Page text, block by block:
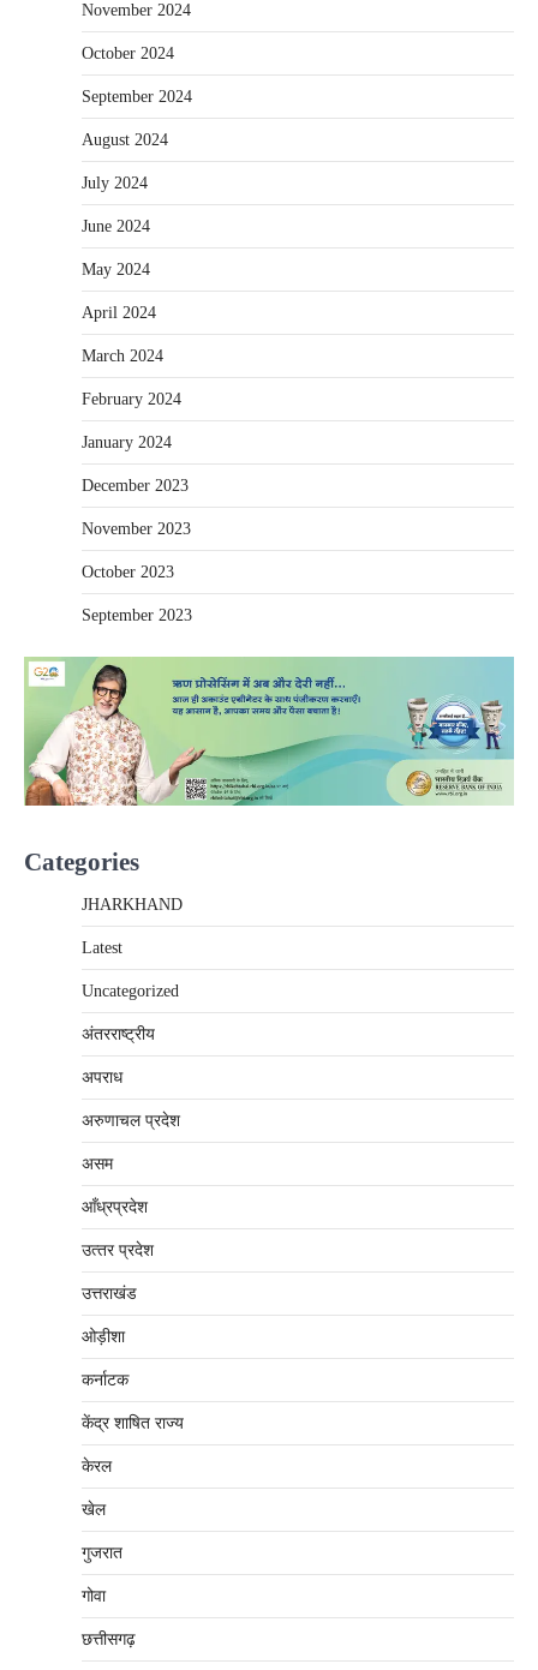
November 2024
October 2024
September 2024
August 2024
July 2024
June 2024
May 2024
April 2024
March 2024
February 2024
January 2024
December 2023
November 2023
October 2023
September 2023
Categories
JHARKHAND
Latest
Uncategorized
अंतरराष्‍ट्रीय
अपराध
अरुणाचल प्रदेश
असम
आँध्रप्रदेश
उत्‍तर प्रदेश
उत्तराखंड
ओड़ीशा
कर्नाटक
केंद्र शाषित राज्य
केरल
खेल
गुजरात
गोवा
छत्तीसगढ़